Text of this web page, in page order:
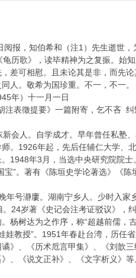
报，知伯希和（注1）先生逝世
历歌》，读毕精神为之复振。始知
差可相慰。且未论其是非，而先
人。敬希为国珍重。不一，不一。
一月一日
表徵提要》一篇附寄，乞不吝 纠
会人。自学成才。早年曾任私塾
。1926年起，先后任辅仁大学、
1948年3月，当选中央研究院院
宝”。著有《陈垣史学论著选》《
号瀞廔。湖南宁乡人。少时入家
24岁著《史记会注考证驳议》，
杨树达为之作序，称“超越前儒，
娃教授”。1951年春赴台湾，历任
》、《历术卮言甲集》、《刘歆
、《说文正补》、《文字析义》等